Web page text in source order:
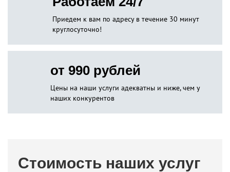
Приедем к вам по адресу в течение 30 минут
круглосуточно!
от 990 рублей
Цены на наши услуги адекватны и ниже, чем у
наших конкурентов
Стоимость наших услуг